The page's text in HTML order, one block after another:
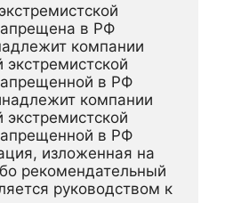
в РФ
компании
экстремистской
в РФ
компании
экстремистской
в РФ
изложенная на
рекомендательный
руководством к